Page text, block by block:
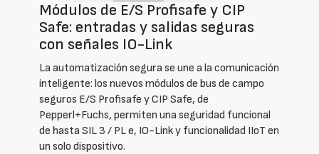
Módulos de E/S Profisafe y CIP
Safe: entradas y salidas seguras
con señales IO-Link
La automatización segura se une a la comunicación
inteligente: los nuevos módulos de bus de campo
seguros E/S Profisafe y CIP Safe, de
Pepperl+Fuchs, permiten una seguridad funcional
de hasta SIL 3 / PL e, IO-Link y funcionalidad IIoT en
un solo dispositivo.